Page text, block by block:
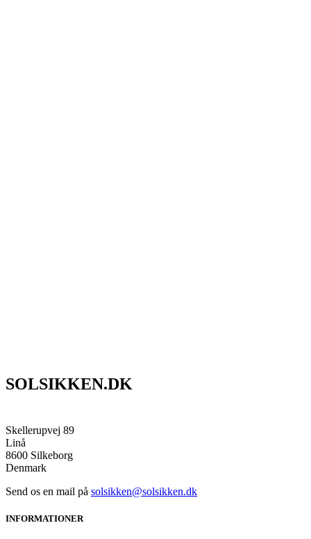
SOLSIKKEN.DK
Skellerupvej 89
Linå
8600 Silkeborg
Denmark
Send os en mail på solsikken@solsikken.dk
INFORMATIONER